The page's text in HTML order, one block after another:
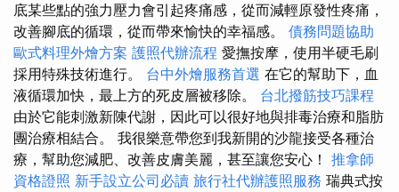
底某些點的強力壓力會引起疼痛感，從而減輕原發性疼痛，
改善腳底的循環，從而帶來愉快的幸福感。 債務問題協助
歐式料理外燴方案 護照代辦流程 愛撫按摩，使用半硬毛刷
採用特殊技術進行。 台中外燴服務首選 在它的幫助下，血
液循環加快，最上方的死皮層被移除。 台北撥筋技巧課程
由於它能刺激新陳代謝，因此可以很好地與排毒治療和脂肪
團治療相結合。 我很樂意帶您到我新開的沙龍接受各種治
療，幫助您減肥、改善皮膚美麗，甚至讓您安心！ 推拿師
資格證照 新手設立公司必讀 旅行社代辦護照服務 瑞典式按